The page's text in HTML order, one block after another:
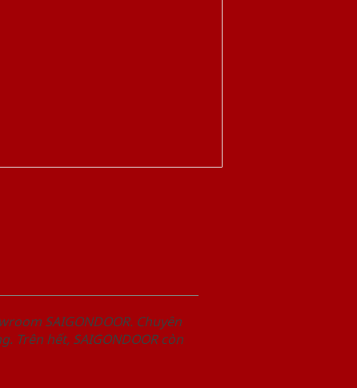
SAIGONDOOR. Chuyên
hết, SAIGONDOOR còn